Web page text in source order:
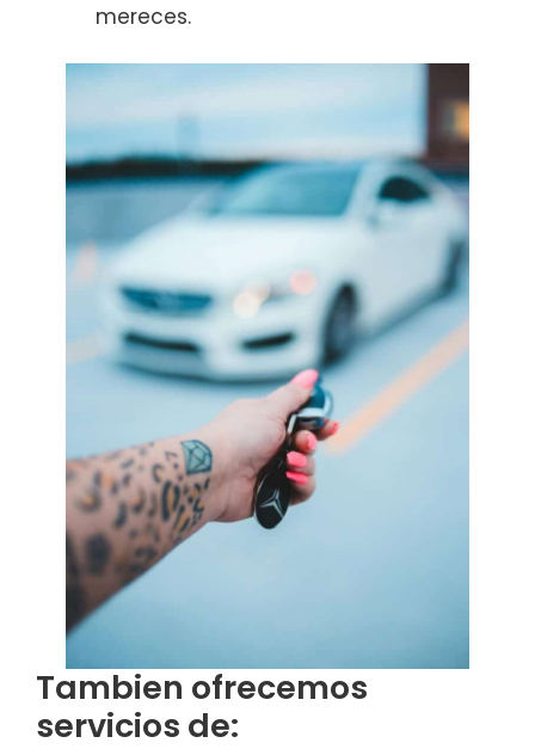
mereces.
Tambien ofrecemos
servicios de: